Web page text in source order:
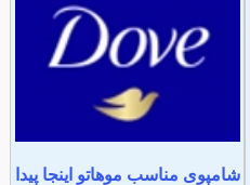
شامپوی مناسب موهاتو اینجا پیدا